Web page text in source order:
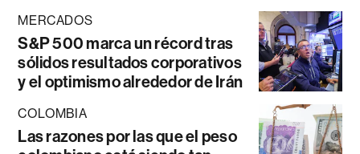
MERCADOS
S&P 500 marca un récord tras
sólidos resultados corporativos
y el optimismo alrededor de Irán
COLOMBIA
Las razones por las que el peso